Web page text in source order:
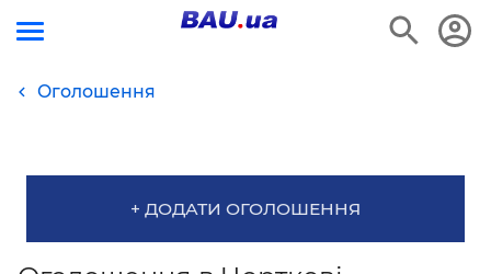
Оголошення
+ ДОДАТИ ОГОЛОШЕННЯ